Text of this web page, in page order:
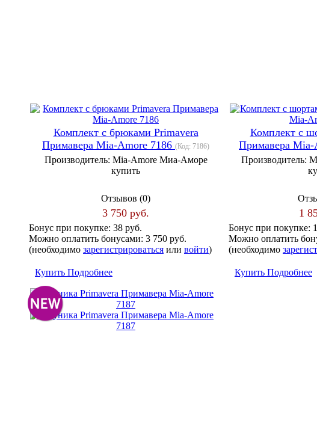
Комплект с брюками Primavera
Примавера Mia-Amore 7186 (Код: 7186)
Производитель: Mia-Amore Миа-Аморе
купить
Отзывов (0)
3 750 руб.
Бонус при покупке: 38 руб.
Можно оплатить бонусами: 3 750 руб.
(необходимо зарегистрироваться или войти)
Купить Подробнее
Комплект с
Примавера Mia-
Производитель:
1
Бонус при покупке:
Можно оплатить
(необходимо
Купить Подробнее